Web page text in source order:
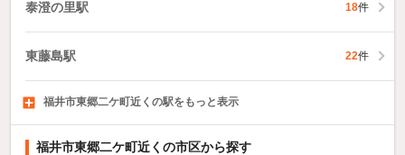
泰澄の里駅 18件
東藤島駅 22件
西別院駅150件
計石駅1件
福井城址大名町駅110件
福井市東郷二ケ町近くの駅をもっと表示
福井市東郷二ケ町近くの市区から探す